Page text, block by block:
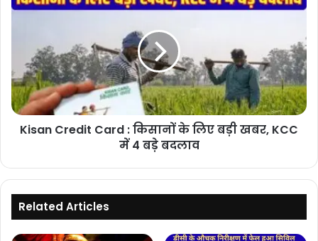
के
Credit
किसानों
के
लिए
बड़ी
खबर,
KCC
Kisan Credit Card : किसानों के लिए बड़ी खबर, KCC
में 4 बड़े बदलाव
Related Articles